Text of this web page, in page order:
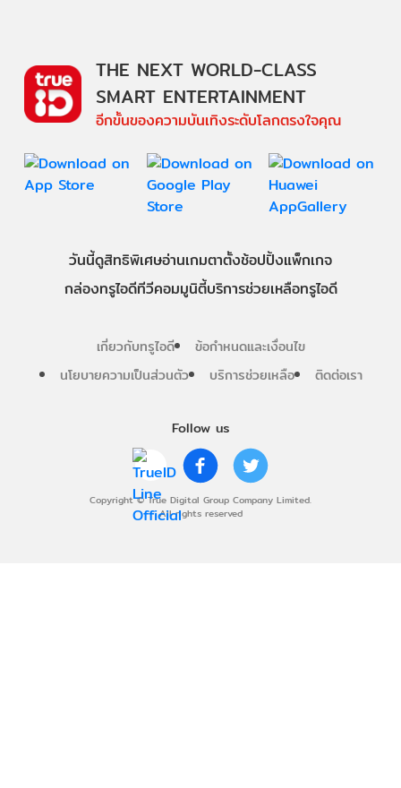
Follow us
Copyright © True Digital Group Company Limited.
All rights reserved
THE NEXT WORLD-CLASS
SMART ENTERTAINMENT
อีกขั้นของความบันเทิงระดับโลกตรงใจคุณ
วันนี้ดูสิทธิพิเศษอ่านเกมตาตั้งช้อปปิ้งแพ็กเกจ
กล่องทรูไอดีทีวีคอมมูนิตี้บริการช่วยเหลือทรูไอดี
เกี่ยวกับทรูไอดี
ข้อกำหนดและเงื่อนไข
นโยบายความเป็นส่วนตัว
บริการช่วยเหลือ ติดต่อเรา